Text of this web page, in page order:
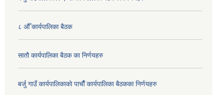
८ औँ कार्यपालिका बैठक
साताै‌ कार्यपालिका बैठक का निर्णयहरु
बर्जु गाउँ कार्यपालिकाकाे पाचाै‌ँ कार्यपालिका बैठकका निर्णयहरु